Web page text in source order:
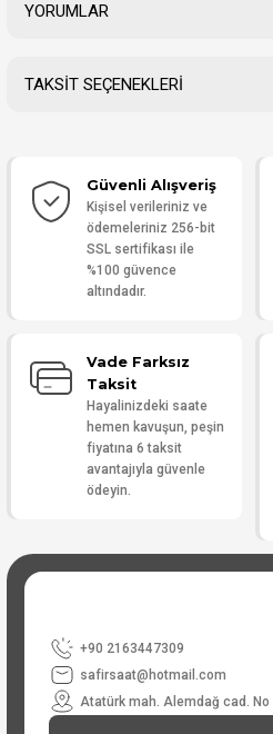
YORUMLAR
Yorum
TAKSİT SEÇENEKLERİ
Güvenli Alışveriş
Kişisel verileriniz ve
ödemeleriniz 256-bit
SSL sertifikası ile
%100 güvence
altındadır.
Vade Farksız
Taksit
Hayalinizdeki saate
hemen kavuşun, peşin
fiyatına 6 taksit
avantajıyla güvenle
ödeyin.
+90 2163447309
safirsaat@hotmail.com
Atatürk mah. Alemdağ cad.